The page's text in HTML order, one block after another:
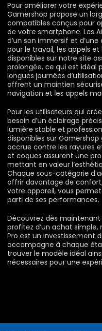
Pour améliorer votre
Gamershop propose un
compatibles conçus pour
de votre smartphone. Les
d’un son immersif et
pour le travail, les appels et
disponibles sur notre site
prolongée, ce qui est idéal
longues journées
offrent un maintien
navigation et les appels
Pour les utilisateurs qui
besoin d’un éclairage
lumière stable et
disponibles sur
accrue contre les rayures
et coques assurent une
mettant en valeur
Chaque sous-catégorie
offrir davantage de
votre appareil, vous
parti de ses performances.
Découvrez dès
profitez d’un achat simple,
Pro est un investissement
accompagne à chaque
trouver le modèle idéal
nécessaires pour une